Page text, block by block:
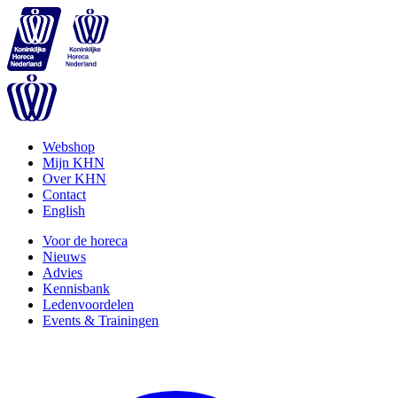
Webshop
Mijn KHN
Over KHN
Contact
English
Voor de horeca
Nieuws
Advies
Kennisbank
Ledenvoordelen
Events & Trainingen